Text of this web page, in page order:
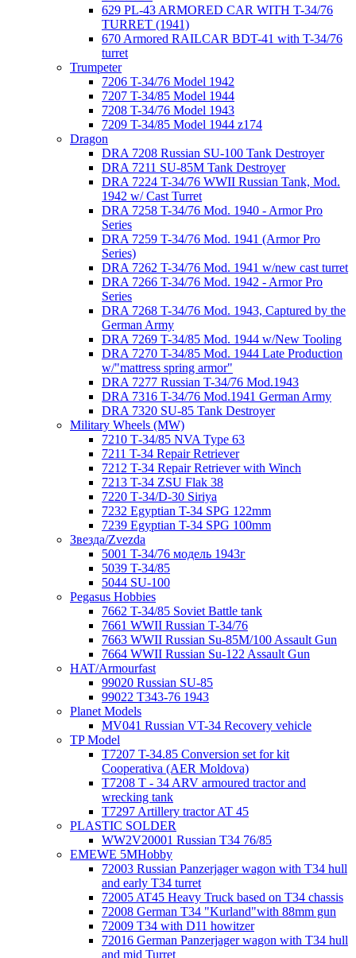
629 PL-43 ARMORED CAR WITH T-34/76
TURRET (1941)
670 Armored RAILCAR BDT-41 with T-34/76
turret
Trumpeter
7206 T-34/76 Model 1942
7207 T-34/85 Model 1944
7208 T-34/76 Model 1943
7209 T-34/85 Model 1944 z174
Dragon
DRA 7208 Russian SU-100 Tank Destroyer
DRA 7211 SU-85M Tank Destroyer
DRA 7224 T-34/76 WWII Russian Tank, Mod.
1942 w/ Cast Turret
DRA 7258 T-34/76 Mod. 1940 - Armor Pro
Series
DRA 7259 T-34/76 Mod. 1941 (Armor Pro
Series)
DRA 7262 T-34/76 Mod. 1941 w/new cast turret
DRA 7266 T-34/76 Mod. 1942 - Armor Pro
Series
DRA 7268 T-34/76 Mod. 1943, Captured by the
German Army
DRA 7269 T-34/85 Mod. 1944 w/New Tooling
DRA 7270 T-34/85 Mod. 1944 Late Production
w/"mattress spring armor"
DRA 7277 Russian T-34/76 Mod.1943
DRA 7316 T-34/76 Mod.1941 German Army
DRA 7320 SU-85 Tank Destroyer
Military Wheels (MW)
7210 Т-34/85 NVA Type 63
7211 T-34 Repair Retriever
7212 T-34 Repair Retriever with Winch
7213 T-34 ZSU Flak 38
7220 Т-34/D-30 Siriya
7232 Egyptian T-34 SPG 122mm
7239 Egyptian T-34 SPG 100mm
Звезда/Zvezda
5001 T-34/76 модель 1943г
5039 T-34/85
5044 SU-100
Pegasus Hobbies
7662 T-34/85 Soviet Battle tank
7661 WWII Russian T-34/76
7663 WWII Russian Su-85M/100 Assault Gun
7664 WWII Russian Su-122 Assault Gun
HAT/Armourfast
99020 Russian SU-85
99022 T343-76 1943
Planet Models
MV041 Russian VT-34 Recovery vehicle
TP Model
T7207 T-34.85 Conversion set for kit
Cooperativa (AER Moldova)
T7208 T - 34 ARV armoured tractor and
wrecking tank
T7297 Artillery tractor AT 45
PLASTIC SOLDER
WW2V20001 Russian T34 76/85
EMEWE 5MHobby
72003 Russian Panzerjager wagon with T34 hull
and early T34 turret
72005 AT45 Heavy Truck based on T34 chassis
72008 German T34 "Kurland"with 88mm gun
72009 T34 with D11 howitzer
72016 German Panzerjager wagon with T34 hull
and mid Turret